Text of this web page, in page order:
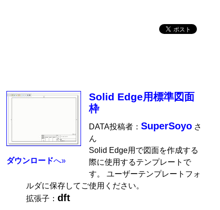
ダウンロードへ»
Solid Edge用標準図面
枠
DATA投稿者：SuperSoyo さ
ん
Solid Edge用で図面を作成する
際に使用するテンプレートで
す。 ユーザーテンプレートフォ
ルダに保存してご使用ください。
拡張子：dft